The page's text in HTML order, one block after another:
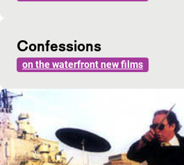
Confessions
on the waterfront new films